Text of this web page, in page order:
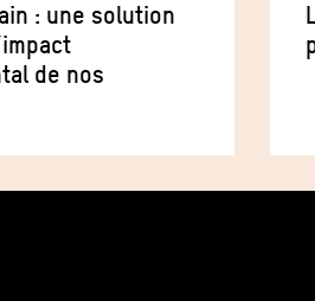
: une solution
de nos